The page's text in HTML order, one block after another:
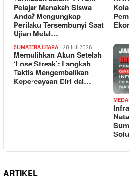
Pelajar Manakah Siswa
Anda? Mengungkap
Perilaku Tersembunyi Saat
Ujian Melal…
SUMATERA UTARA 20 Juli 2026
Memulihkan Akun Setelah
‘Lose Streak’: Langkah
Taktis Mengembalikan
Kepercayaan Diri dal…
ARTIKEL